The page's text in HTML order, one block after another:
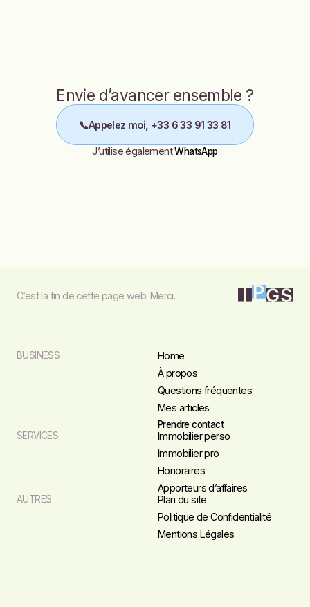
Envie d’avancer ensemble ?
📞Appelez moi, +33 6 33 91 33 81
J’utilise égalementWhatsApp
C’est la fin de cette page web. Merci.
BUSINESS
Home
À propos
Mes articles
Questions fréquentes
Prendre contact
SERVICES
Immobilier perso
Immobilier pro
Apporteurs d’affaires
Honoraires
AUTRES Plan du site
Mentions Légales
Politique de Confidentialité